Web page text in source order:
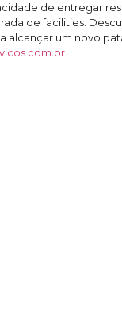
de entregar
de facilities.
alcançar um novo